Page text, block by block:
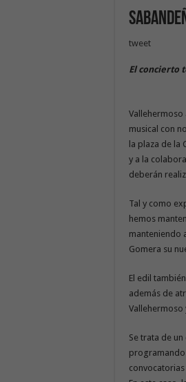
tweet
El concierto
Vallehermoso
musical con
la plaza de la
y a la
deberán
Tal y como
hemos
manteniendo
Gomera su
El edil
además de
Vallehermoso
Se trata de
programando